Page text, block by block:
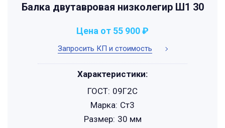
Балка двутавровая низколегир Ш1 30
Запросить КП и стоимость
Цена от 55 900 ₽
Характеристики:
ГОСТ: 09Г2С
Марка: Ст3
Размер: 30 мм